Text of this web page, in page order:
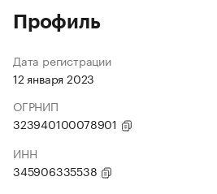
Профиль
Дата регистрации
12 января 2023
ОГРНИП
323940100078901
ИНН
345906335538